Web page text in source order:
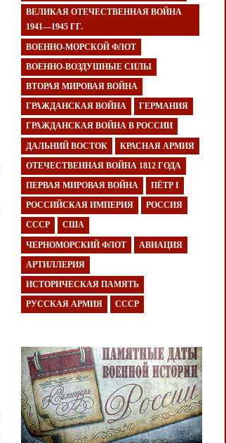
ВЕЛИКАЯ ОТЕЧЕСТВЕННАЯ ВОЙНА
1941—1945 ГГ.
ВОЕННО-МОРСКОЙ ФЛОТ
ВОЕННО-ВОЗДУШНЫЕ СИЛЫ
ВТОРАЯ МИРОВАЯ ВОЙНА
ГРАЖДАНСКАЯ ВОЙНА ГЕРМАНИЯ
ГРАЖДАНСКАЯ ВОЙНА В РОССИИ
ДАЛЬНИЙ ВОСТОК КРАСНАЯ АРМИЯ
ОТЕЧЕСТВЕННАЯ ВОЙНА 1812 ГОДА
ПЕРВАЯ МИРОВАЯ ВОЙНА ПЁТР I
РОССИЙСКАЯ ИМПЕРИЯ РОССИЯ
СССР США
ЧЕРНОМОРСКИЙ ФЛОТ АВИАЦИЯ
АРТИЛЛЕРИЯ
ИСТОРИЧЕСКАЯ ПАМЯТЬ
РУССКАЯ АРМИЯ СССР